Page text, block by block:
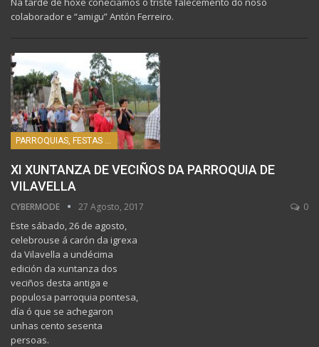
colaborador e “amigu” Antón Ferreiro.
XI XUNTANZA DE VECIÑOS DA PARROQUIA DE
VILAVELLA
CYBERMODE 27 Agosto, 2017 0
Este sábado, 26 de agosto,
celebrouse á carón da igrexa
da Vilavella a undécima
edición da xuntanza dos
veciños desta antiga e
populosa parroquia pontesa,
día ó que se achegaron
unhas cento sesenta
persoas.